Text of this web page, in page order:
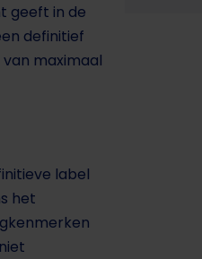
geeft in de
definitief
maximaal
label
het